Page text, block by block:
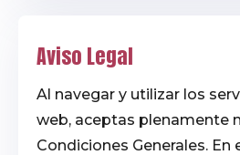
Aviso Legal
Al navegar y utilizar los
web, aceptas plenamente
Condiciones Generales. En